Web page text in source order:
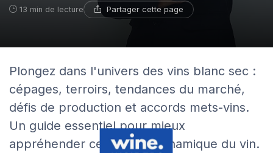
13 min de lecture Partager cette page
Plongez dans l'univers des vins blanc sec :
cépages, terroirs, tendances du marché,
défis de production et accords mets-vins.
Un guide essentiel pour mieux
appréhender ce secteur dynamique du vin.